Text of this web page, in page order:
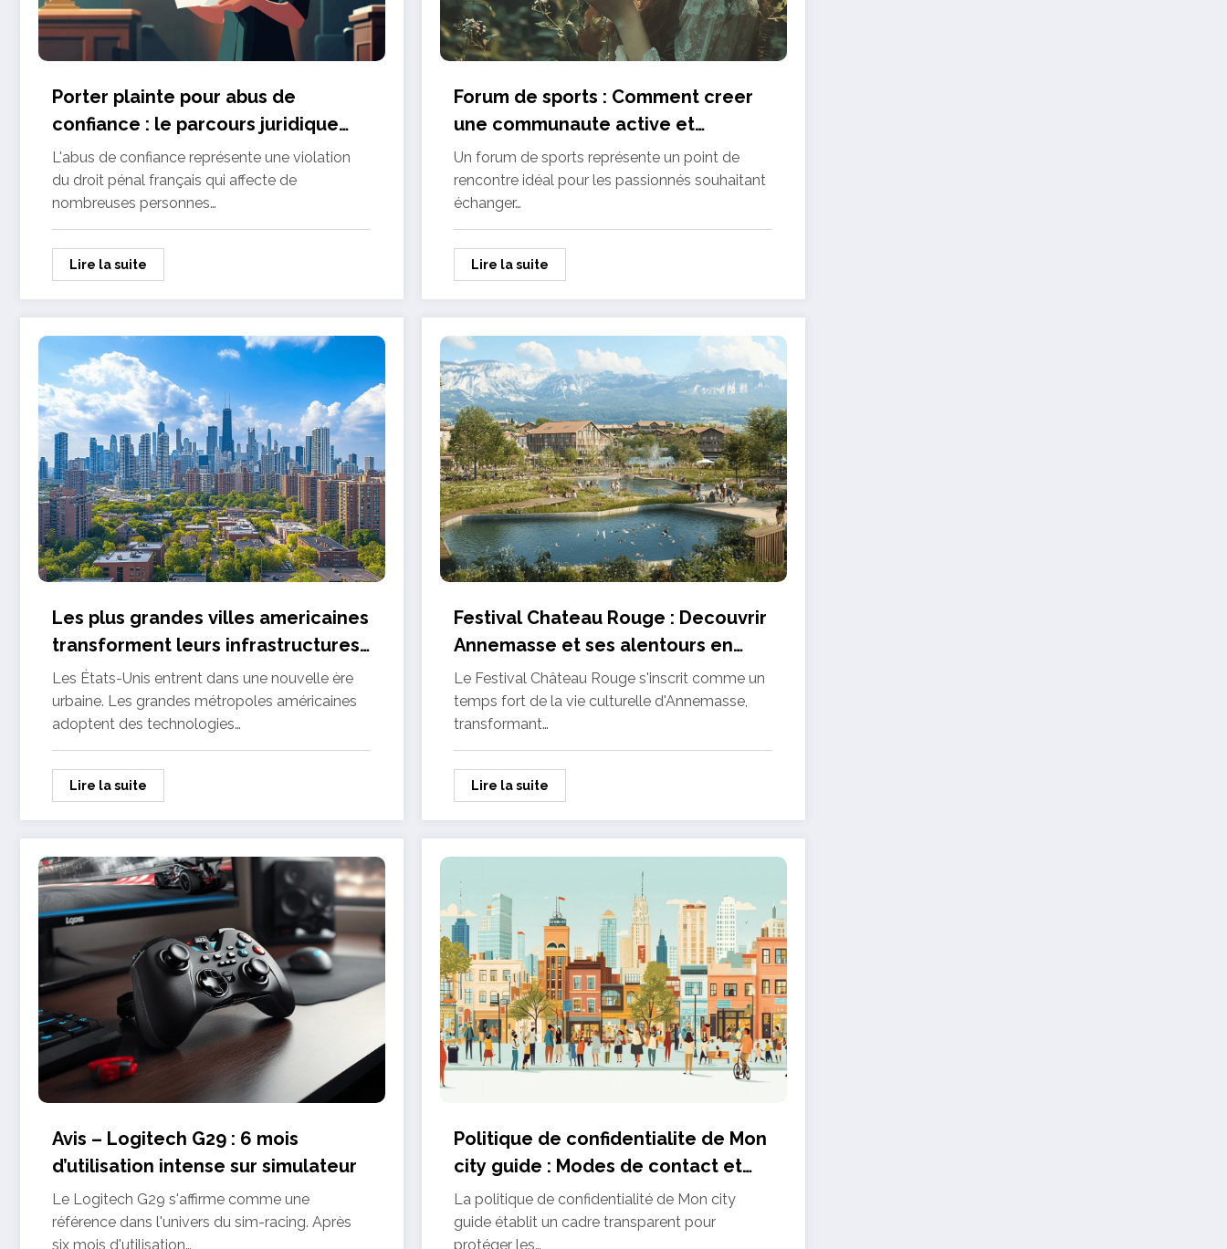
Porter plainte pour abus de
confiance : le parcours juridique
detaille des victimes
L'abus de confiance représente une violation
du droit pénal français qui affecte de
nombreuses personnes…
Lire la suite
Forum de sports : Comment creer
une communaute active et
bienveillante autour de sa passion
Un forum de sports représente un point de
rencontre idéal pour les passionnés souhaitant
échanger…
Lire la suite
Les plus grandes villes americaines
transforment leurs infrastructures
pour accueillir les populations de
demain
Les États-Unis entrent dans une nouvelle ère
urbaine. Les grandes métropoles américaines
adoptent des technologies…
Lire la suite
Festival Chateau Rouge : Decouvrir
Annemasse et ses alentours en
musique
Le Festival Château Rouge s'inscrit comme un
temps fort de la vie culturelle d'Annemasse,
transformant…
Lire la suite
Avis – Logitech G29 : 6 mois
d’utilisation intense sur simulateur
Le Logitech G29 s'affirme comme une
référence dans l'univers du sim-racing. Après
six mois d'utilisation…
Politique de confidentialite de Mon
city guide : Modes de contact et
garanties utilisateur
La politique de confidentialité de Mon city
guide établit un cadre transparent pour
protéger les…